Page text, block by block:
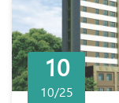
10
10/25